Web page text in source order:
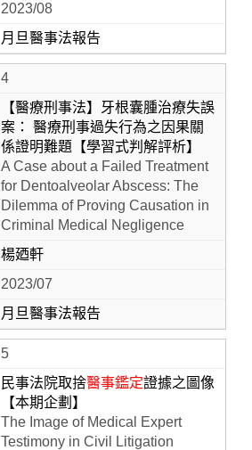
2023/08
月旦醫事法報告
4
【醫療刑事法】牙根囊腫治療失誤
案： 醫療刑事過失行為之因果關
係證明難題【學習式判解評析】
A Case about a Failed Treatment
for Dentoalveolar Abscess: The
Dilemma of Proving Causation in
Criminal Medical Negligence
楊廼軒
2023/07
月旦醫事法報告
5
民事法院取捨醫事鑑定證據之圖像
【本期企劃】
The Image of Medical Expert
Testimony in Civil Litigation